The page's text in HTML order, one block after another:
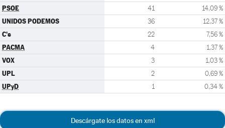
PSOE 41 14,09 %
UNIDOS PODEMOS 36 12,37 %
C's 22 7,56 %
PACMA 4 1,37 %
VOX 3 1,03 %
UPL 2 0,69 %
UPyD 1 0,34 %
Descárgate los datos en xml